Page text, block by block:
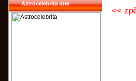
Astrocelebrita dne
<<